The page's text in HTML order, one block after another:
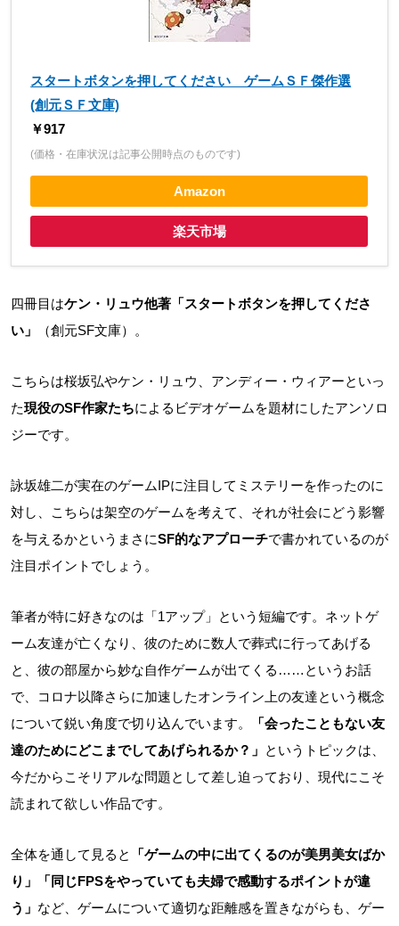
スタートボタンを押してください ゲームＳＦ傑作選
(創元ＳＦ文庫)
￥917
(価格・在庫状況は記事公開時点のものです)
Amazon
楽天市場
四冊目はケン・リュウ他著「スタートボタンを押してくださ
い」
（創元SF文庫）。
こちらは桜坂弘やケン・リュウ、アンディー・ウィアーといっ
た現役のSF作家たちによるビデオゲームを題材にしたアンソロ
ジーです。
詠坂雄二が実在のゲームIPに注目してミステリーを作ったのに
対し、こちらは架空のゲームを考えて、それが社会にどう影響
を与えるかというまさにSF的なアプローチで書かれているのが
注目ポイントでしょう。
筆者が特に好きなのは「1アップ」という短編です。ネットゲ
ーム友達が亡くなり、彼のために数人で葬式に行ってあげる
と、彼の部屋から妙な自作ゲームが出てくる……というお話
で、コロナ以降さらに加速したオンライン上の友達という概念
について鋭い角度で切り込んでいます。
「会ったこともない友
達のためにどこまでしてあげられるか？」 というトピックは、
今だからこそリアルな問題として差し迫っており、現代にこそ
読まれて欲しい作品です。
全体を通して見ると
「ゲームの中に出てくるのが美男美女ばか
り」「同じFPSをやっていても夫婦で感動するポイントが違
う」 など、ゲームについて適切な距離感を置きながらも、ゲー